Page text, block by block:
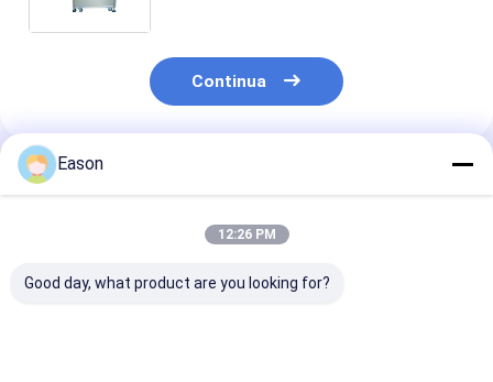
Continua
Prodotti Raccomandati
Eason
12:26 PM
Good day, what product are you looking for?